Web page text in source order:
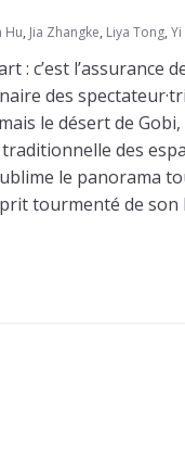
Hu, Jia Zhangke, Liya Tong,
: c’est l’assurance
des
le désert de
des
le panorama
tourmenté de